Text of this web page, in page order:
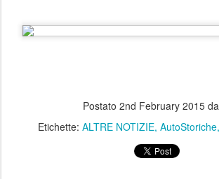
Postato 2nd February 2015da
Etichette: ALTRE NOTIZIE AutoStoriche